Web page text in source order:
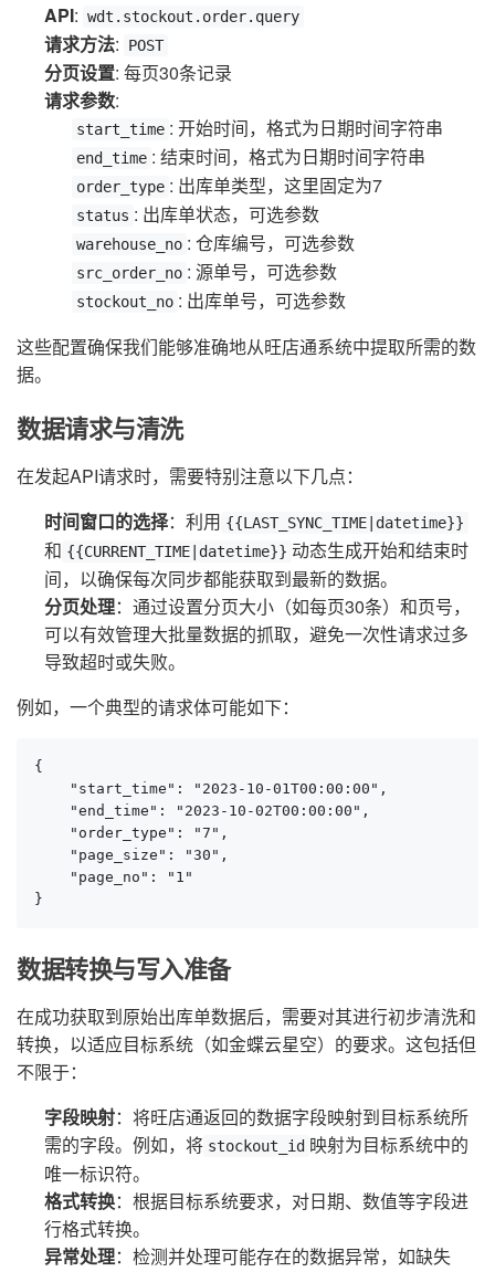
API: wdt.stockout.order.query
请求方法: POST
分页设置: 每页30条记录
请求参数:
start_time : 开始时间，格式为日期时间字符串
end_time : 结束时间，格式为日期时间字符串
order_type : 出库单类型，这里固定为7
status : 出库单状态，可选参数
warehouse_no : 仓库编号，可选参数
src_order_no : 源单号，可选参数
stockout_no : 出库单号，可选参数
这些配置确保我们能够准确地从旺店通系统中提取所需的数
据。
数据请求与清洗
在发起API请求时，需要特别注意以下几点：
时间窗口的选择：利用 {{LAST_SYNC_TIME|datetime}}
和 {{CURRENT_TIME|datetime}} 动态生成开始和结束时
间，以确保每次同步都能获取到最新的数据。
分页处理：通过设置分页大小（如每页30条）和页号，
可以有效管理大批量数据的抓取，避免一次性请求过多
导致超时或失败。
例如，一个典型的请求体可能如下：
{
    "start_time": "2023-10-01T00:00:00",
    "end_time": "2023-10-02T00:00:00",
    "order_type": "7",
    "page_size": "30",
    "page_no": "1"
}
数据转换与写入准备
在成功获取到原始出库单数据后，需要对其进行初步清洗和
转换，以适应目标系统（如金蝶云星空）的要求。这包括但
不限于：
字段映射：将旺店通返回的数据字段映射到目标系统所
需的字段。例如，将 stockout_id 映射为目标系统中的
唯一标识符。
格式转换：根据目标系统要求，对日期、数值等字段进
行格式转换。
异常处理：检测并处理可能存在的数据异常，如缺失